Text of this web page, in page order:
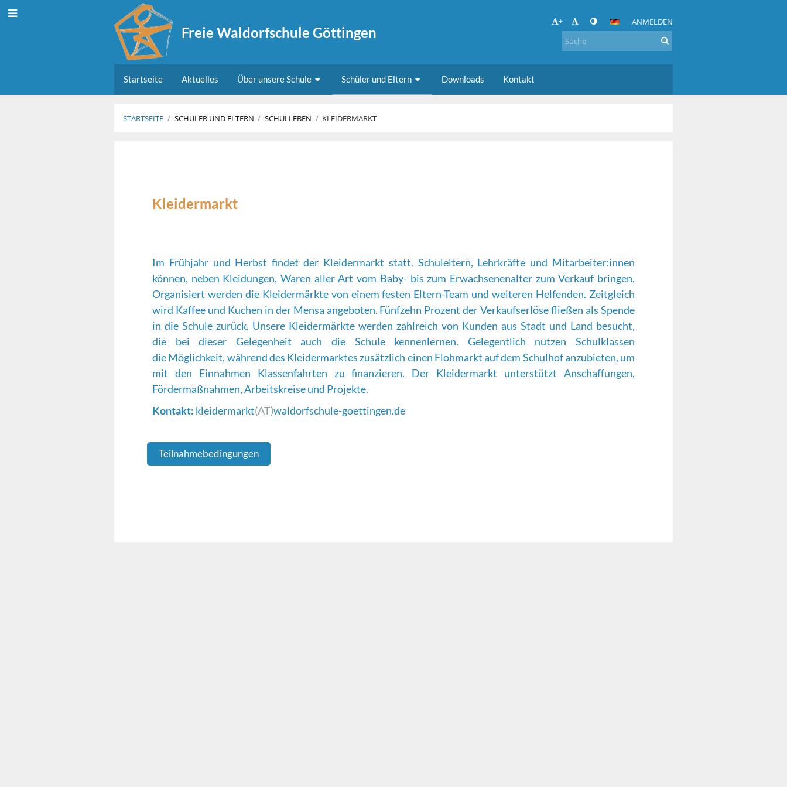
Freie Waldorfschule Göttingen
+ - ANMELDEN
Startseite Aktuelles Über unsere Schule Schüler und Eltern Downloads Kontakt
STARTSEITE / SCHÜLER UND ELTERN / SCHULLEBEN / KLEIDERMARKT
Kleidermarkt
Im Frühjahr und Herbst findet der Kleidermarkt statt. Schuleltern, Lehrkräfte und Mitarbeiter:innen
können, neben Kleidungen, Waren aller Art vom Baby- bis zum Erwachsenenalter zum Verkauf bringen.
Organisiert werden die Kleidermärkte von einem festen Eltern-Team und weiteren Helfenden. Zeitgleich
wird Kaffee und Kuchen in der Mensa angeboten. Fünfzehn Prozent der Verkaufserlöse fließen als Spende
in die Schule zurück. Unsere Kleidermärkte werden zahlreich von Kunden aus Stadt und Land besucht,
die bei dieser Gelegenheit auch die Schule kennenlernen. Gelegentlich nutzen Schulklassen
die Möglichkeit, während des Kleidermarktes zusätzlich einen Flohmarkt auf dem Schulhof anzubieten, um
mit den Einnahmen Klassenfahrten zu finanzieren. Der Kleidermarkt unterstützt Anschaffungen,
Fördermaßnahmen, Arbeitskreise und Projekte.
Kontakt: kleidermarkt(AT)waldorfschule-goettingen.de
Teilnahmebedingungen